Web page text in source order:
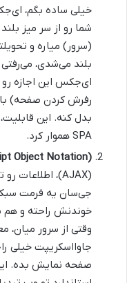
خیلی ساده بگم،
شما رو از سر میز
(سرور) میاره و
بلند می‌شدی،
ای‌جکس این اجازه
رفرش کردن صفحه) با
بدل کنه. این
SPA هموار کرد.
Object Notation):
جی‌سان یه فرمت سبک
خوندنش راحته و هم
وقتی از سرور
جاوااسکریپت خیلی
صفحه نمایش بده.